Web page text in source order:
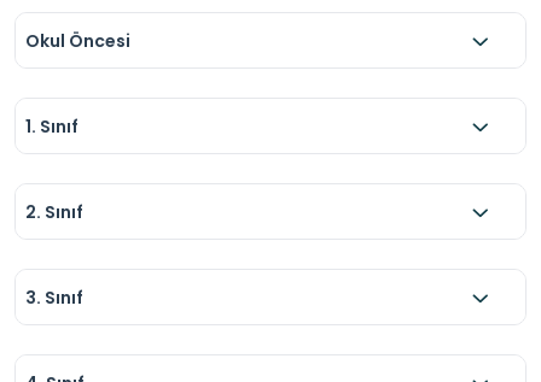
Okul Öncesi
1. Sınıf
2. Sınıf
3. Sınıf